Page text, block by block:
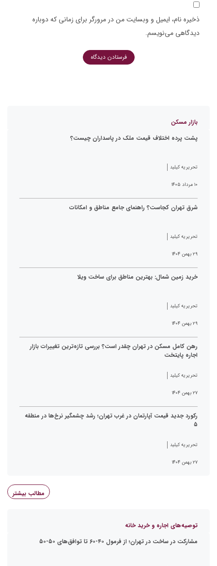
ذخیره نام، ایمیل و وبسایت من در مرورگر برای زمانی که دوباره
دیدگاهی می‌نویسم.
بازار مسکن
پشت پرده اختلاف قیمت ملک در پاسداران چیست؟
تحریریه کیلید
۱۰ مرداد ۱۴۰۵
شرق تهران کجاست؟ راهنمای جامع مناطق و امکانات
تحریریه کیلید
۲۹ بهمن ۱۴۰۴
خرید زمین شمال: بهترین مناطق برای ساخت ویلا
تحریریه کیلید
۲۹ بهمن ۱۴۰۴
رهن کامل مسکن در تهران چقدر است؟ بررسی تازه‌ترین تغییرات بازار
اجاره پایتخت
تحریریه کیلید
۲۷ بهمن ۱۴۰۴
رکورد جدید قیمت آپارتمان در غرب تهران؛ رشد چشمگیر نرخ‌ها در منطقه
۵
تحریریه کیلید
۲۷ بهمن ۱۴۰۴
مطالب بیشتر
توصیه‌های اجاره و خرید خانه
مشارکت در ساخت در تهران؛ از فرمول ۴۰-۶۰ تا توافق‌های ۵۰-۵۰